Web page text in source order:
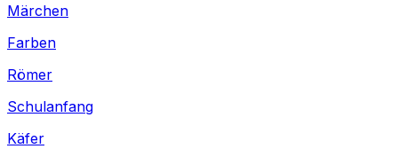
Märchen
Farben
Römer
Schulanfang
Käfer